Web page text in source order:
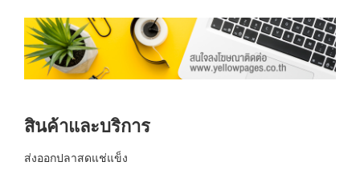
สินค้าและบริการ
ส่งออกปลาสดแช่แข็ง